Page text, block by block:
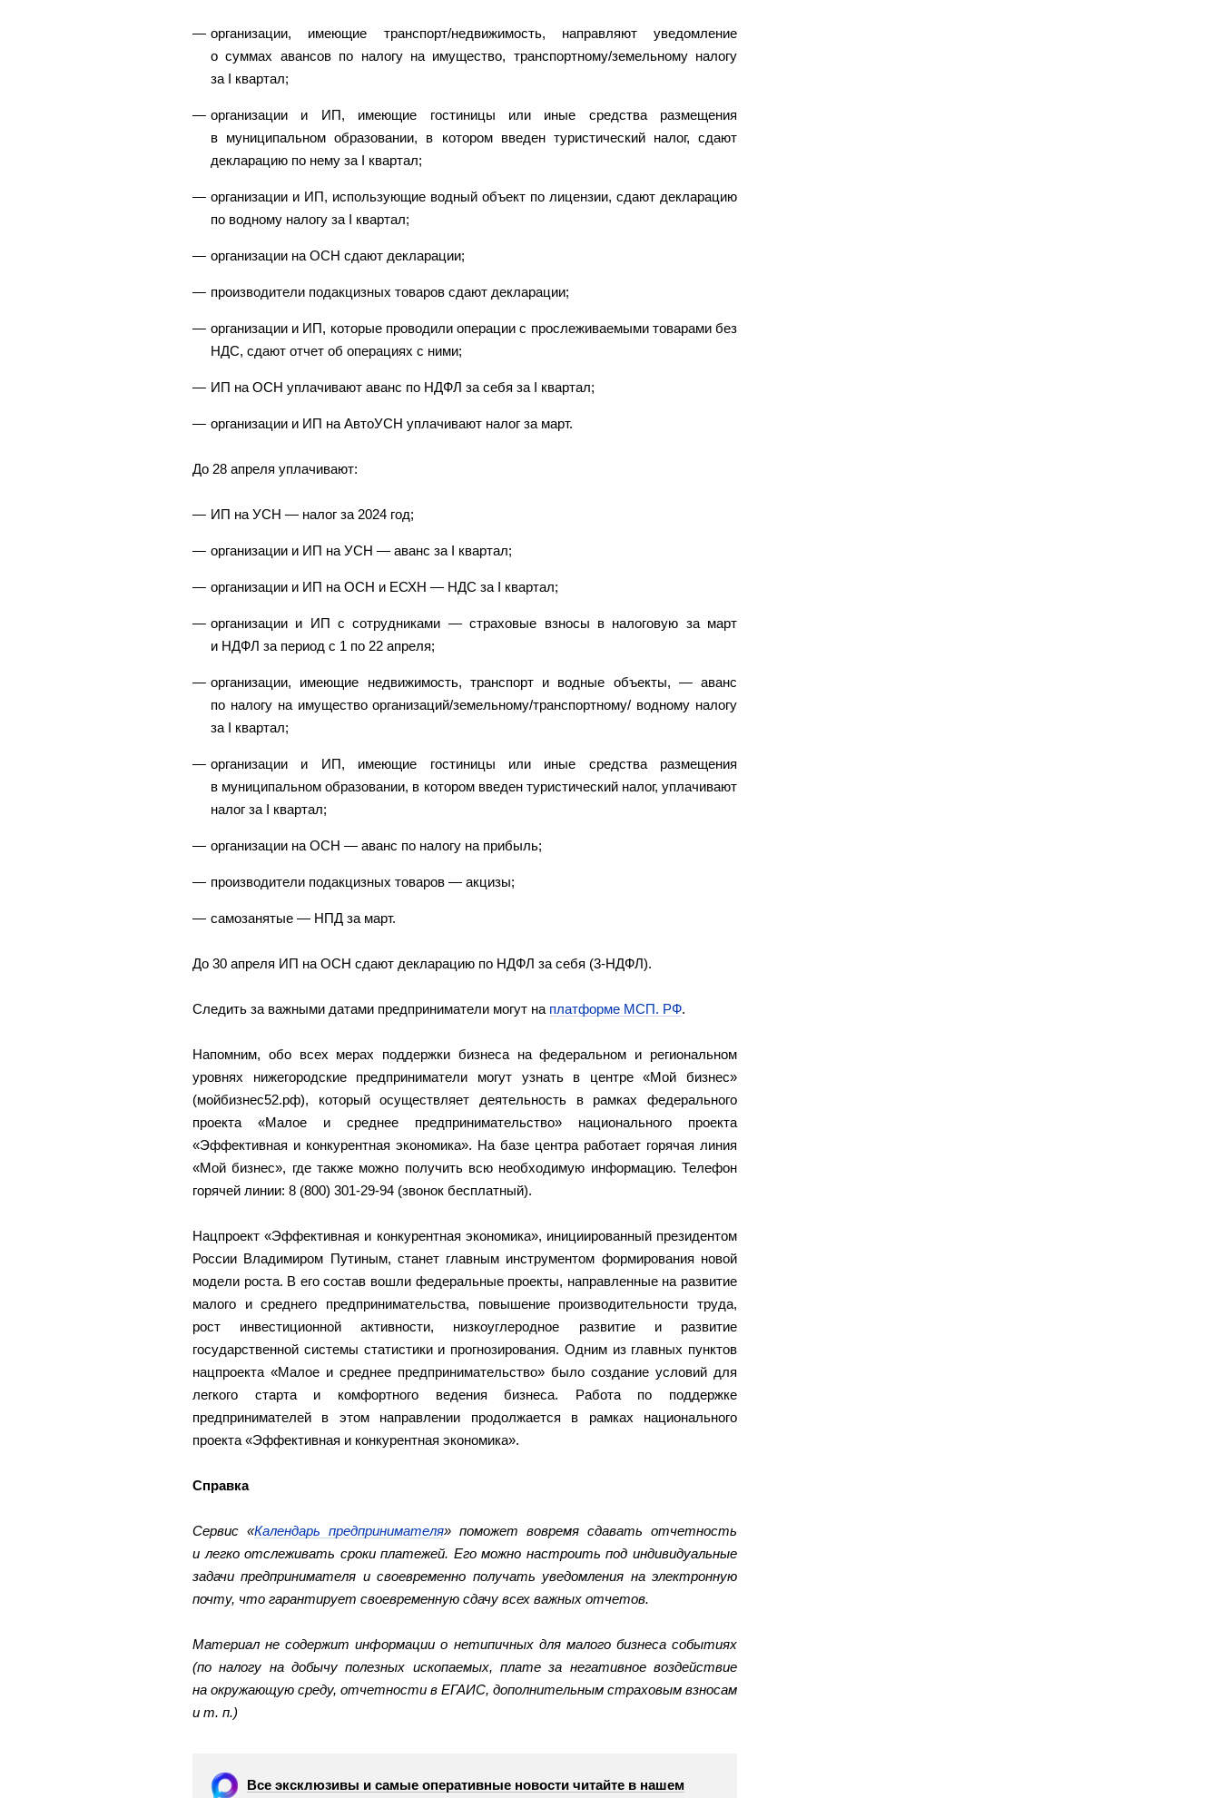
организации, имеющие транспорт/недвижимость, направляют уведомление
о суммах авансов по налогу на имущество, транспортному/земельному налогу
за I квартал;
организации и ИП, имеющие гостиницы или иные средства размещения
в муниципальном образовании, в котором введен туристический налог, сдают
декларацию по нему за I квартал;
организации и ИП, использующие водный объект по лицензии, сдают декларацию
по водному налогу за I квартал;
организации на ОСН сдают декларации;
производители подакцизных товаров сдают декларации;
организации и ИП, которые проводили операции с прослеживаемыми товарами без
НДС, сдают отчет об операциях с ними;
ИП на ОСН уплачивают аванс по НДФЛ за себя за I квартал;
организации и ИП на АвтоУСН уплачивают налог за март.
До 28 апреля уплачивают:
ИП на УСН — налог за 2024 год;
организации и ИП на УСН — аванс за I квартал;
организации и ИП на ОСН и ЕСХН — НДС за I квартал;
организации и ИП с сотрудниками — страховые взносы в налоговую за март
и НДФЛ за период с 1 по 22 апреля;
организации, имеющие недвижимость, транспорт и водные объекты, — аванс
по налогу на имущество организаций/земельному/транспортному/ водному налогу
за I квартал;
организации и ИП, имеющие гостиницы или иные средства размещения
в муниципальном образовании, в котором введен туристический налог, уплачивают
налог за I квартал;
организации на ОСН — аванс по налогу на прибыль;
производители подакцизных товаров — акцизы;
самозанятые — НПД за март.
До 30 апреля ИП на ОСН сдают декларацию по НДФЛ за себя (3-НДФЛ).
Следить за важными датами предприниматели могут на платформе МСП. РФ.
Напомним, обо всех мерах поддержки бизнеса на федеральном и региональном
уровнях нижегородские предприниматели могут узнать в центре «Мой бизнес»
(мойбизнес52.рф), который осуществляет деятельность в рамках федерального
проекта «Малое и среднее предпринимательство» национального проекта
«Эффективная и конкурентная экономика». На базе центра работает горячая линия
«Мой бизнес», где также можно получить всю необходимую информацию. Телефон
горячей линии: 8 (800) 301-29-94 (звонок бесплатный).
Нацпроект «Эффективная и конкурентная экономика», инициированный президентом
России Владимиром Путиным, станет главным инструментом формирования новой
модели роста. В его состав вошли федеральные проекты, направленные на развитие
малого и среднего предпринимательства, повышение производительности труда,
рост инвестиционной активности, низкоуглеродное развитие и развитие
государственной системы статистики и прогнозирования. Одним из главных пунктов
нацпроекта «Малое и среднее предпринимательство» было создание условий для
легкого старта и комфортного ведения бизнеса. Работа по поддержке
предпринимателей в этом направлении продолжается в рамках национального
проекта «Эффективная и конкурентная экономика».
Справка
Сервис «Календарь предпринимателя» поможет вовремя сдавать отчетность
и легко отслеживать сроки платежей. Его можно настроить под индивидуальные
задачи предпринимателя и своевременно получать уведомления на электронную
почту, что гарантирует своевременную сдачу всех важных отчетов.
Материал не содержит информации о нетипичных для малого бизнеса событиях
(по налогу на добычу полезных ископаемых, плате за негативное воздействие
на окружающую среду, отчетности в ЕГАИС, дополнительным страховым взносам
и т. п.)
Все эксклюзивы и самые оперативные новости читайте в нашем